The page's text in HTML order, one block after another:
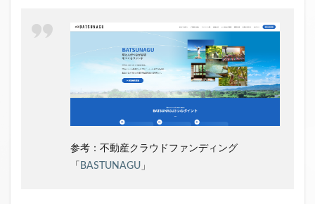
参考：不動産クラウドファンディング
「 BASTUNAGU 」